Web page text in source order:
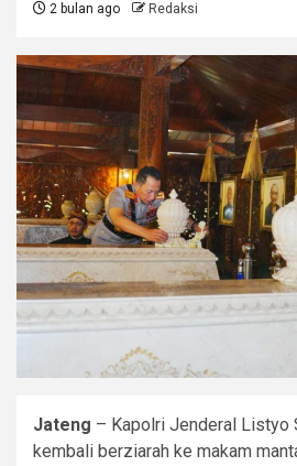
2 bulan ago Redaksi
Jateng – Kapolri Jenderal Listyo
kembali berziarah ke makam